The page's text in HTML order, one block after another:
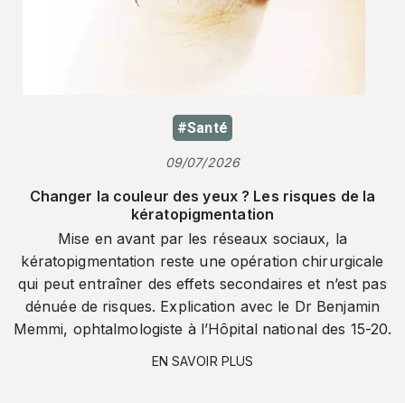
#Santé
09/07/2026
Changer la couleur des yeux ? Les risques de la
kératopigmentation
Mise en avant par les réseaux sociaux, la
kératopigmentation reste une opération chirurgicale
qui peut entraîner des effets secondaires et n’est pas
dénuée de risques. Explication avec le Dr Benjamin
Memmi, ophtalmologiste à l’Hôpital national des 15-20.
EN SAVOIR PLUS